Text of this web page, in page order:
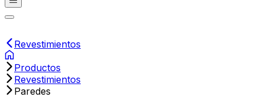
Revestimientos
Productos
Revestimientos
Paredes